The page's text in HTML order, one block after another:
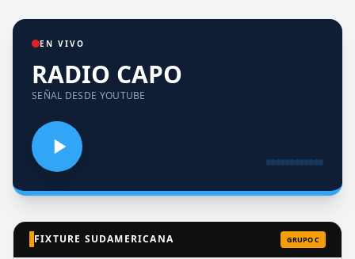
EN VIVO
RADIO CAPO
SEÑAL DESDE YOUTUBE
FIXTURE SUDAMERICANA GRUPO C